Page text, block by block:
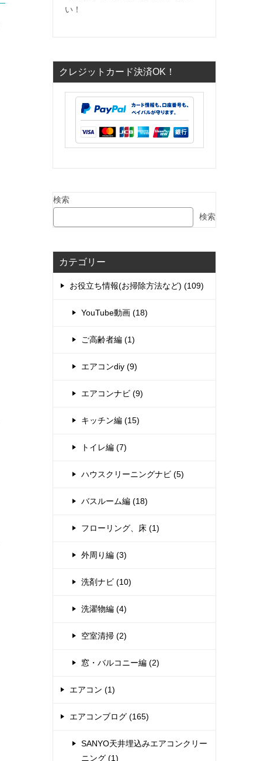
い！
クレジットカード決済OK！
検索
検索
カテゴリー
お役立ち情報(お掃除方法など) (109)
YouTube動画 (18)
ご高齢者編 (1)
エアコンdiy (9)
エアコンナビ (9)
キッチン編 (15)
トイレ編 (7)
ハウスクリーニングナビ (5)
バスルーム編 (18)
フローリング、床 (1)
外周り編 (3)
洗剤ナビ (10)
洗濯物編 (4)
空室清掃 (2)
窓・バルコニー編 (2)
エアコン (1)
エアコンブログ (165)
SANYO天井埋込みエアコンクリー
ニング (1)